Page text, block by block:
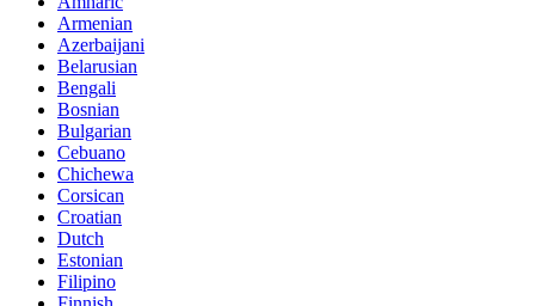
Armenian
Azerbaijani
Belarusian
Bengali
Bosnian
Bulgarian
Cebuano
Chichewa
Corsican
Croatian
Dutch
Estonian
Filipino